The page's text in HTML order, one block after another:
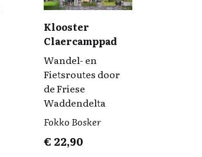
Klooster
Claercamppad
Wandel- en
Fietsroutes door
de Friese
Waddendelta
Fokko Bosker
€ 22,90